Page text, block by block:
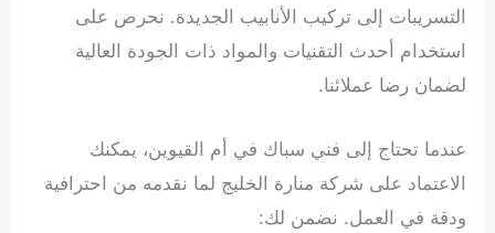
التسريبات إلى تركيب الأنابيب الجديدة. نحرص على
استخدام أحدث التقنيات والمواد ذات الجودة العالية
لضمان رضا عملائنا.
عندما تحتاج إلى فني سباك في أم القيوين، يمكنك
الاعتماد على شركة منارة الخليج لما نقدمه من احترافية
ودقة في العمل. نضمن لك: